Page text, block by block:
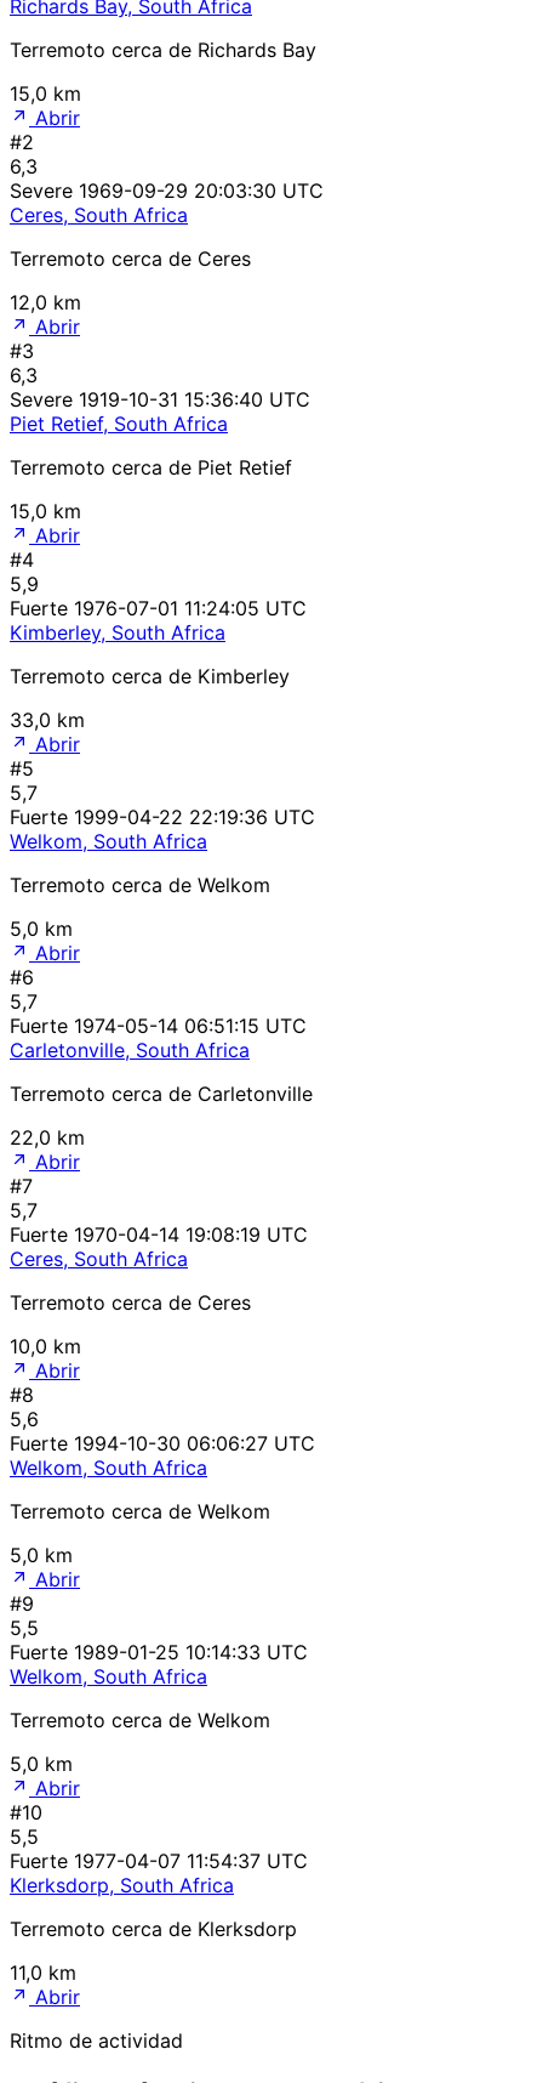
Richards Bay, South Africa
Terremoto cerca de Richards Bay
15,0 km
Abrir
#2
6,3
Severe 1969-09-29 20:03:30 UTC
Ceres, South Africa
Terremoto cerca de Ceres
12,0 km
Abrir
#3
6,3
Severe 1919-10-31 15:36:40 UTC
Piet Retief, South Africa
Terremoto cerca de Piet Retief
15,0 km
Abrir
#4
5,9
Fuerte 1976-07-01 11:24:05 UTC
Kimberley, South Africa
Terremoto cerca de Kimberley
33,0 km
Abrir
#5
5,7
Fuerte 1999-04-22 22:19:36 UTC
Welkom, South Africa
Terremoto cerca de Welkom
5,0 km
Abrir
#6
5,7
Fuerte 1974-05-14 06:51:15 UTC
Carletonville, South Africa
Terremoto cerca de Carletonville
22,0 km
Abrir
#7
5,7
Fuerte 1970-04-14 19:08:19 UTC
Ceres, South Africa
Terremoto cerca de Ceres
10,0 km
Abrir
#8
5,6
Fuerte 1994-10-30 06:06:27 UTC
Welkom, South Africa
Terremoto cerca de Welkom
5,0 km
Abrir
#9
5,5
Fuerte 1989-01-25 10:14:33 UTC
Welkom, South Africa
Terremoto cerca de Welkom
5,0 km
Abrir
#10
5,5
Fuerte 1977-04-07 11:54:37 UTC
Klerksdorp, South Africa
Terremoto cerca de Klerksdorp
11,0 km
Abrir
Ritmo de actividad